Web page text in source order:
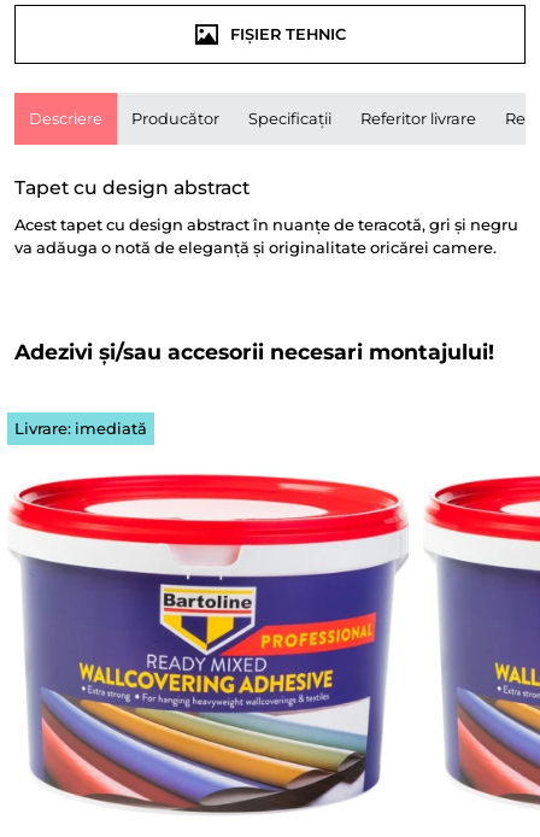
FIȘIER TEHNIC
Descriere Producător Specificații Referitor livrare
Tapet cu design abstract
Acest tapet cu design abstract în nuanțe de teracotă, gri și negru
va adăuga o notă de eleganță și originalitate oricărei camere.
Adezivi și/sau accesorii necesari montajului!
Livrare: imediată